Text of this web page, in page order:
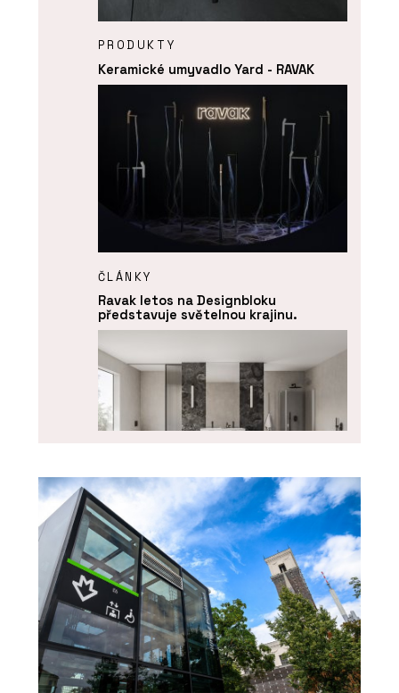
PRODUKTY
Keramické umyvadlo Yard - RAVAK
ČLÁNKY
Ravak letos na Designbloku
představuje světelnou krajinu.
PRODUKTY
Koncept Chrome - RAVAK